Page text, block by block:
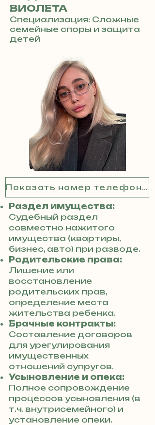
ВИОЛЕТА
Специализация: Сложные
семейные споры и защита
детей
Показать номер телефона
Раздел имущества:
Судебный раздел
совместно нажитого
имущества (квартиры,
бизнес, авто) при разводе.
Родительские права:
Лишение или
восстановление
родительских прав,
определение места
жительства ребенка.
Брачные контракты:
Составление договоров
для урегулирования
имущественных
отношений супругов.
Усыновление и опека:
Полное сопровождение
процессов усыновления (в
т.ч. внутрисемейного) и
установление опеки.